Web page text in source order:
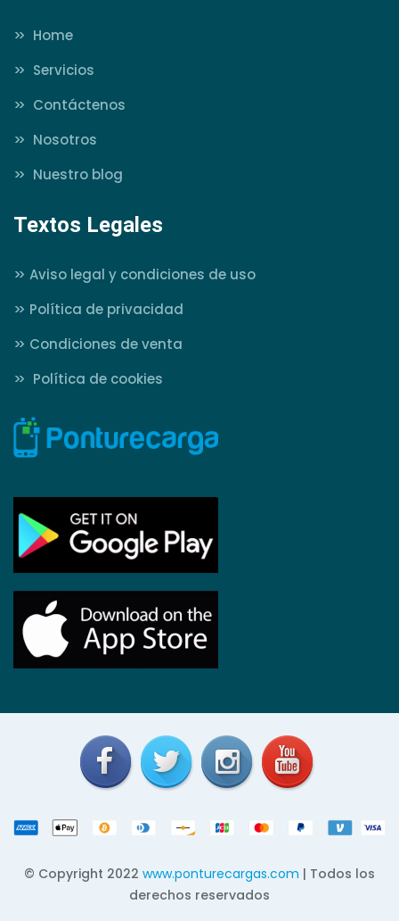
>>
Home
>>
Servicios
>>
Contáctenos
>>
Nosotros
>>
Nuestro blog
Textos Legales
>> Aviso legal y condiciones de uso
>> Política de privacidad
>> Condiciones de venta
>>
Política de cookies
© Copyright 2022 www.ponturecargas.com | Todos los
derechos reservados